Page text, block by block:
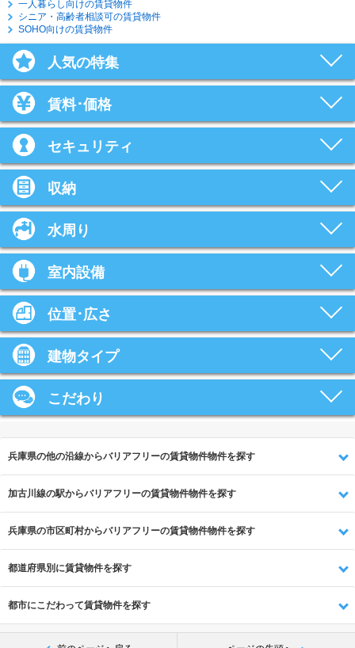
一人暮らし向けの賃貸物件
シニア・高齢者相談可の賃貸物件
SOHO向けの賃貸物件
人気の特集
賃料･価格
セキュリティ
収納
水周り
室内設備
位置･広さ
建物タイプ
こだわり
兵庫県の他の沿線からバリアフリーの賃貸物件物件を探す
加古川線の駅からバリアフリーの賃貸物件物件を探す
兵庫県の市区町村からバリアフリーの賃貸物件物件を探す
都道府県別に賃貸物件を探す
都市にこだわって賃貸物件を探す